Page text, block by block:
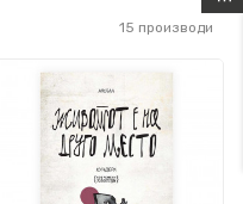
15 производи